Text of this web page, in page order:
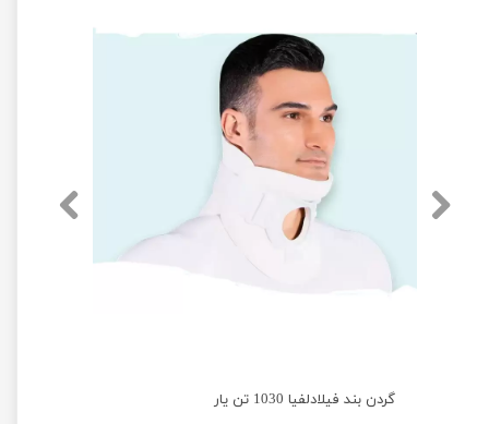
گردن بند فیلادلفیا 1030 تن یار